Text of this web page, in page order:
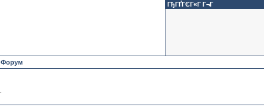
ГђГҐГЄГ«Г Г¬Г
Форум